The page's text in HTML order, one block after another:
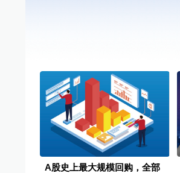
A股史上最大规模回购，全部